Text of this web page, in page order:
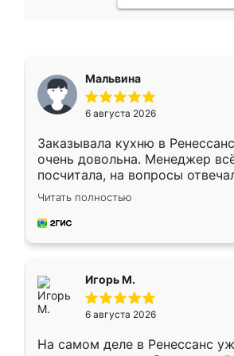
Мальвина
6 августа 2026
Заказывала кухню в
очень довольна. Менеджер
посчитала, на вопросы
Замерщик приехал в субботу,
делу со всей
за день, ребята работали
Читать полностью
Игорь М.
6 августа 2026
На самом деле в Ренессанс